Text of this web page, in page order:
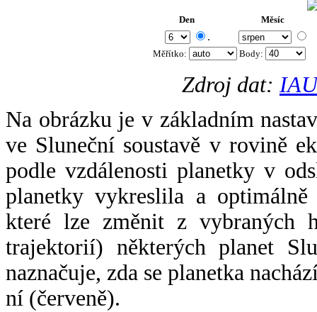
Den Měsíc
.
Měřítko: Body:
Zdroj dat:
Na obrázku je v základním
ve Sluneční soustavě v rovině
podle vzdálenosti planetky v
planetky vykreslila a
které lze změnit z vybraných
trajektorií) některých planet
naznačuje, zda se planetka
ní (červeně).